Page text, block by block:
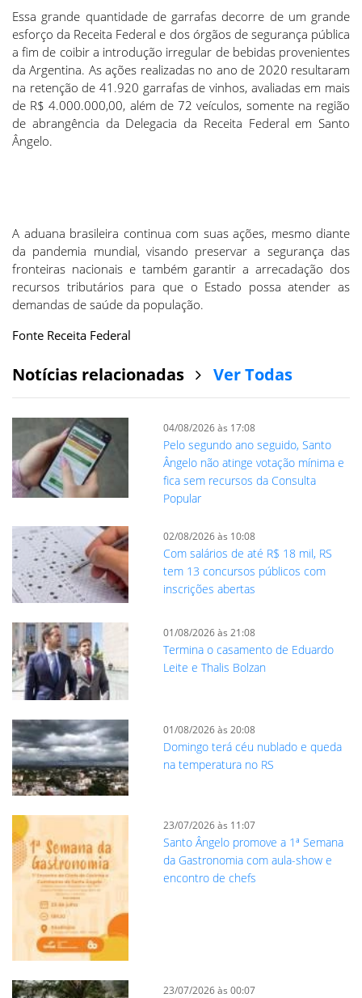
Essa grande quantidade de garrafas decorre de um grande
esforço da Receita Federal e dos órgãos de segurança pública
a fim de coibir a introdução irregular de bebidas provenientes
da Argentina. As ações realizadas no ano de 2020 resultaram
na retenção de 41.920 garrafas de vinhos, avaliadas em mais
de R$ 4.000.000,00, além de 72 veículos, somente na região
de abrangência da Delegacia da Receita Federal em Santo
Ângelo.
A aduana brasileira continua com suas ações, mesmo diante
da pandemia mundial, visando preservar a segurança das
fronteiras nacionais e também garantir a arrecadação dos
recursos tributários para que o Estado possa atender as
demandas de saúde da população.
Fonte Receita Federal
Notícias relacionadas Ver Todas
04/08/2026 às 17:08
Pelo segundo ano seguido, Santo
Ângelo não atinge votação mínima e
fica sem recursos da Consulta
Popular
02/08/2026 às 10:08
Com salários de até R$ 18 mil, RS
tem 13 concursos públicos com
inscrições abertas
01/08/2026 às 21:08
Termina o casamento de Eduardo
Leite e Thalis Bolzan
01/08/2026 às 20:08
Domingo terá céu nublado e queda
na temperatura no RS
23/07/2026 às 11:07
Santo Ângelo promove a 1ª Semana
da Gastronomia com aula-show e
encontro de chefs
23/07/2026 às 00:07